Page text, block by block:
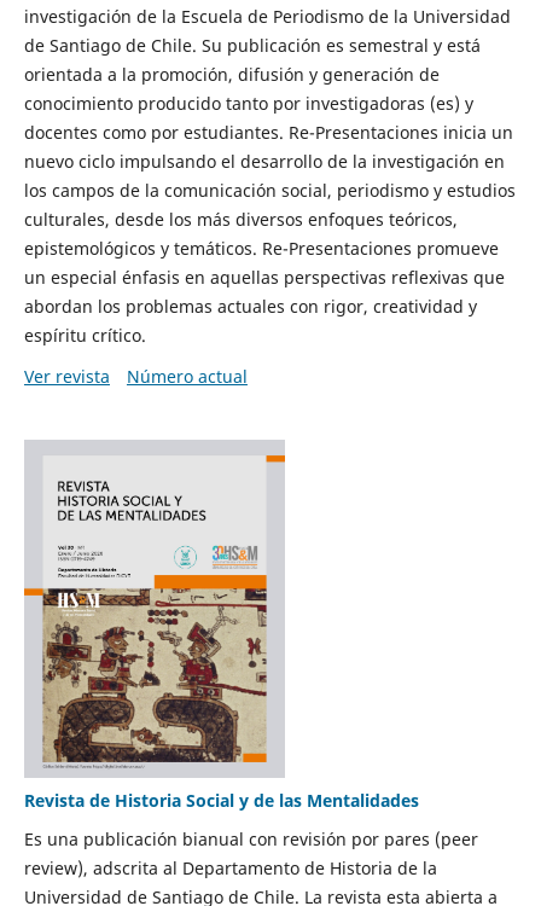
investigación de la Escuela de Periodismo de la Universidad
de Santiago de Chile. Su publicación es semestral y está
orientada a la promoción, difusión y generación de
conocimiento producido tanto por investigadoras (es) y
docentes como por estudiantes. Re-Presentaciones inicia un
nuevo ciclo impulsando el desarrollo de la investigación en
los campos de la comunicación social, periodismo y estudios
culturales, desde los más diversos enfoques teóricos,
epistemológicos y temáticos. Re-Presentaciones promueve
un especial énfasis en aquellas perspectivas reflexivas que
abordan los problemas actuales con rigor, creatividad y
espíritu crítico.
Ver revista
Número actual
Revista de Historia Social y de las Mentalidades
Es una publicación bianual con revisión por pares (peer
review), adscrita al Departamento de Historia de la
Universidad de Santiago de Chile. La revista esta abierta a